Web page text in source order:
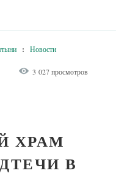
: Новости
3 027 просмотров
ХРАМ
В